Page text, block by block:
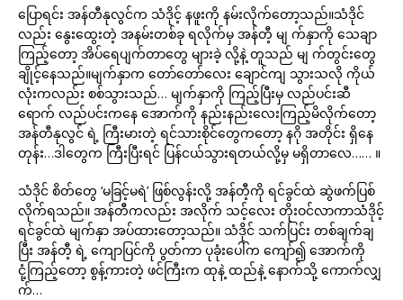
ပြောရင်း အန်တီနုလွင်က သံဒိုင့် နဖူးကို နမ်းလိုက်တော့သည်။သံဒိုင်
လည်း နွေးထွေးတဲ့ အနမ်းတစ်ခု ရလိုက်မှ အန်တီ့ မျ က်နှာကို သေချာ
ကြည့်တော့ အိပ်ရေပျက်တာတွေ များခဲ့ လို့နဲ့ တူသည် မျ က်တွင်းတွေ
ချိုင့်နေသည်။မျက်နှာက တော်တော်လေး ချောင်ကျ သွားသလို ကိုယ်
လုံးကလည်း စစ်သွားသည်… မျက်နှာကို ကြည့်ပြီးမှ လည်ပင်းဆီ
ရောက် လည်ပင်းကနေ အောက်ကို နည်းနည်းလေးကြည့်မိလိုက်တော့
အန်တီနုလွင် ရဲ့ ကြီးမားတဲ့ ရင်သားစိုင်တွေကတော့ နဂို အတိုင်း ရှိနေ
တုန်း…ဒါတွေက ကြီးပြီးရင် ပြန်ငယ်သွားရတယ်လို့မှ မရှိတာလေ…… ။
သံဒိုင် စိတ်တွေ ‘မခြင့်မရဲ’ ဖြစ်လွန်းလို့ အန်တီ့ကို ရင်ခွင်ထဲ ဆွဲဖက်ပြစ်
လိုက်ရသည်။ အန်တီကလည်း အလိုက် သင့်လေး တိုးဝင်လာကာသံဒိုင့်
ရင်ခွင်ထဲ မျက်နှာ အပ်ထားတော့သည်။ သံဒိုင် သက်ပြင်း တစ်ချက်ချ
ပြီး အန်တီ့ ရဲ့ ကျောပြင်ကို ပွတ်ကာ ပုခုံးပေါ်က ကျော်၍ အောက်ကို
ငုံ့ကြည့်တော့ စွန့်ကားတဲ့ ဖင်ကြီးက ထုနဲ့ ထည်နဲ့ နောက်သို့ ကောက်လျှ
က်…